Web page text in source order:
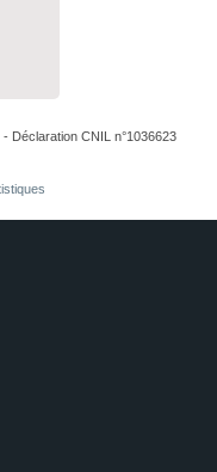
Déclaration CNIL n°1036623